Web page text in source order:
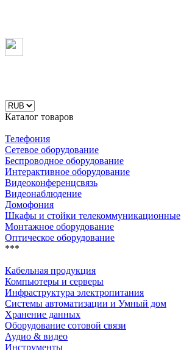
Каталог товаров
Телефония
Сетевое оборудование
Беспроводное оборудование
Интерактивное оборудование
Видеоконференцсвязь
Видеонаблюдение
Домофония
Шкафы и стойки телекоммуникационные
Монтажное оборудование
Оптическое оборудование
***
Кабельная продукция
Компьютеры и серверы
Инфраструктура электропитания
Системы автоматизации и Умный дом
Хранение данных
Оборудование сотовой связи
Аудио & видео
Инструменты